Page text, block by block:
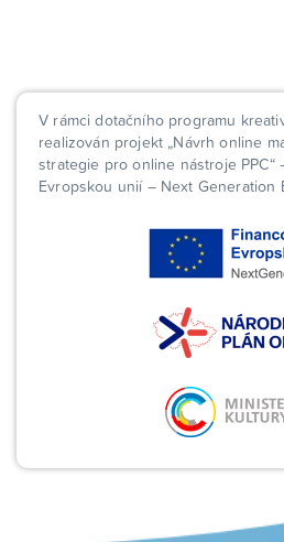
V rámci dotačního programu
realizován projekt „Návrh online
strategie pro online nástroje
Evropskou unií – Next Generation